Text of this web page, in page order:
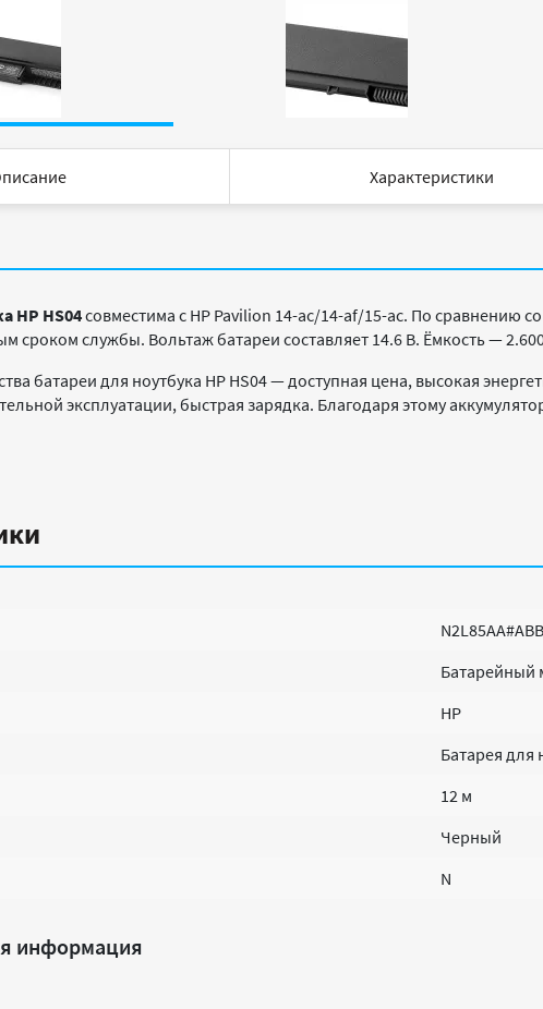
Характеристики
HP HS04совместима с HP Pavilion 14-ac/14-af/15-ac. По сравнению
сроком службы. Вольтаж батареи составляет 14.6 В. Ёмкость —
батареи для ноутбука HP HS04 — доступная цена, высокая
эксплуатации, быстрая зарядка. Благодаря этому
N2L85AA#ABB
Батарейный
HP
Батарея для
12 м
Черный
N
информация